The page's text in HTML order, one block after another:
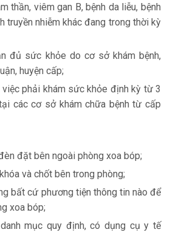
thần, viêm gan B, bệnh da liễu, bệnh
truyền nhiễm khác đang trong thời kỳ
đủ sức khỏe do cơ sở khám bệnh,
huyện cấp;
việc phải khám sức khỏe định kỳ từ 3
các cơ sở khám chữa bệnh từ cấp
đặt bên ngoài phòng xoa bóp;
và chốt bên trong phòng;
bất cứ phương tiện thông tin nào để
xoa bóp;
mục quy định, có dụng cụ y tế